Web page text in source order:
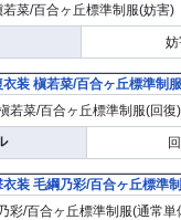
若菜/百合ヶ丘標準制服(妨害)
若菜/百合ヶ丘標準制服(回復)
彩/百合ヶ丘標準制服(通常単